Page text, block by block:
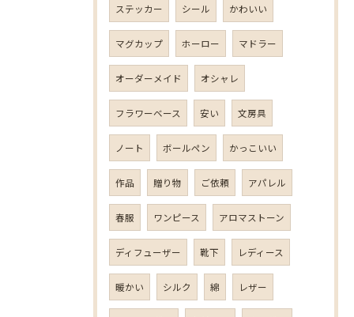
ステッカー シール かわいい
マグカップ ホーロー マドラー
オーダーメイド オシャレ
フラワーベース 安い 文房具
ノート ボールペン かっこいい
作品 贈り物 ご依頼 アパレル
春服 ワンピース アロマストーン
ディフューザー 靴下 レディース
暖かい シルク 綿 レザー